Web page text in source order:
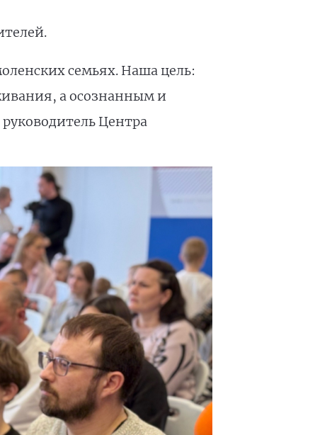
семьях. Наша цель:
а осознанным и
Центра